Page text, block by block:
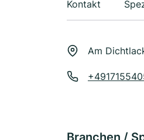
Kontakt
Am
Branchen /